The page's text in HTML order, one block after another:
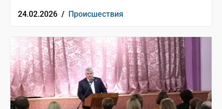
24.02.2026 / Происшествия